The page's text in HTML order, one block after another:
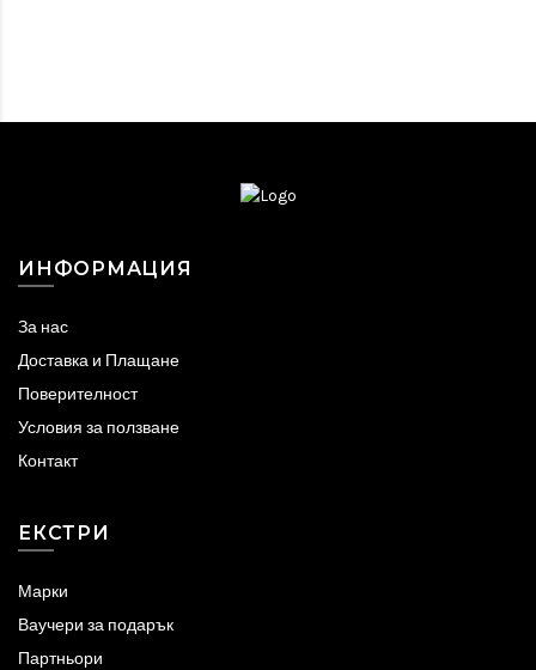
ИНФОРМАЦИЯ
За нас
Доставка и Плащане
Поверителност
Условия за ползване
Контакт
ЕКСТРИ
Марки
Ваучери за подарък
Партньори